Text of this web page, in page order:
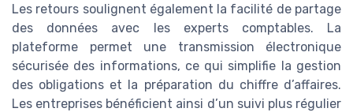
Les retours soulignent également la facilité de partage
des données avec les experts comptables. La
plateforme permet une transmission électronique
sécurisée des informations, ce qui simplifie la gestion
des obligations et la préparation du chiffre d’affaires.
Les entreprises bénéficient ainsi d’un suivi plus régulier